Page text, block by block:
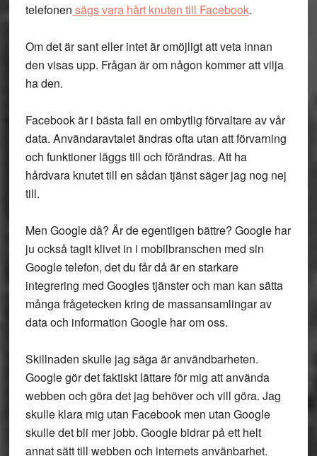
telefonen sägs vara hårt knuten till Facebook.
Om det är sant eller intet är omöjligt att veta innan
den visas upp. Frågan är om någon kommer att vilja
ha den.
Facebook är i bästa fall en ombytlig förvaltare av vår
data. Användaravtalet ändras ofta utan att förvarning
och funktioner läggs till och förändras. Att ha
hårdvara knutet till en sådan tjänst säger jag nog nej
till.
Men Google då? Är de egentligen bättre? Google har
ju också tagit klivet in i mobilbranschen med sin
Google telefon, det du får då är en starkare
integrering med Googles tjänster och man kan sätta
många frågetecken kring de massansamlingar av
data och information Google har om oss.
Skillnaden skulle jag säga är användbarheten.
Google gör det faktiskt lättare för mig att använda
webben och göra det jag behöver och vill göra. Jag
skulle klara mig utan Facebook men utan Google
skulle det bli mer jobb. Google bidrar på ett helt
annat sätt till webben och internets använbarhet.